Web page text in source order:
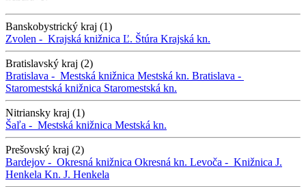
Banskobystrický kraj (1)
Zvolen - Krajská knižnica Ľ. Štúra Krajská kn.
Bratislavský kraj (2)
Bratislava - Mestská knižnica Mestská kn. Bratislava -
Staromestská knižnica Staromestská kn.
Nitriansky kraj (1)
Šaľa - Mestská knižnica Mestská kn.
Prešovský kraj (2)
Bardejov - Okresná knižnica Okresná kn. Levoča - Knižnica J.
Henkela Kn. J. Henkela